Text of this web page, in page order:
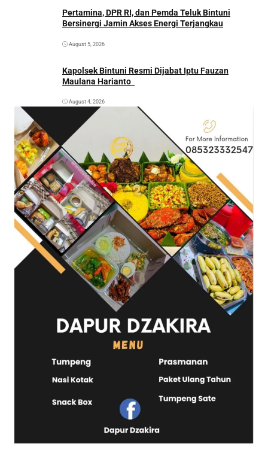
Pertamina, DPR RI, dan Pemda Teluk Bintuni
Bersinergi Jamin Akses Energi Terjangkau
August 5, 2026
Kapolsek Bintuni Resmi Dijabat Iptu Fauzan
August 4, 2026